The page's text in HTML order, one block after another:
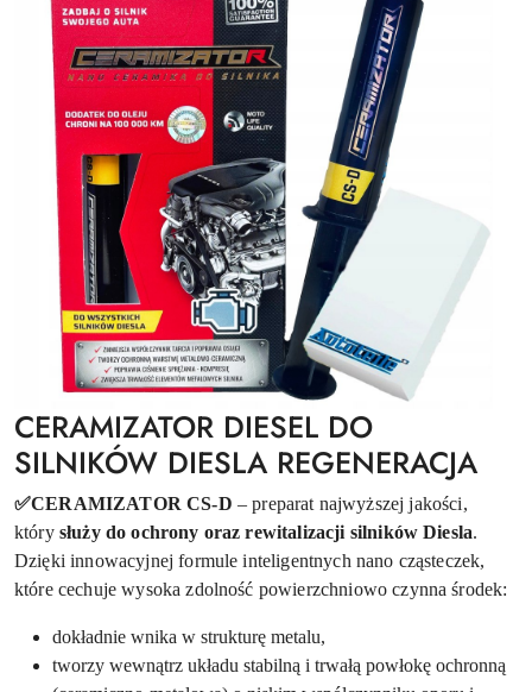
CERAMIZATOR DIESEL DO
SILNIKÓW DIESLA REGENERACJA
✅CERAMIZATOR CS-D – preparat najwyższej jakości,
który służy do ochrony oraz rewitalizacji silników Diesla.
Dzięki innowacyjnej formule inteligentnych nano cząsteczek,
które cechuje wysoka zdolność powierzchniowo czynna środek:
dokładnie wnika w strukturę metalu,
tworzy wewnątrz układu stabilną i trwałą powłokę ochronną